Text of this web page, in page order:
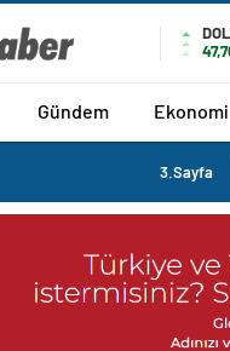
Gündem Ekonomi
3.Sayfa